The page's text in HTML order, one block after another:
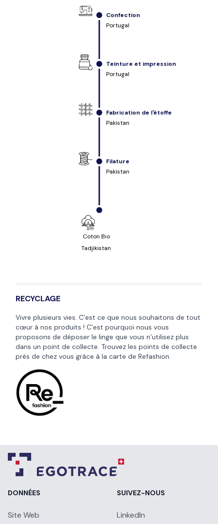
Confection
Portugal
Teinture et impression
Portugal
Fabrication de l'étoffe
Pakistan
Filature
Pakistan
Coton Bio
Tadjikistan
RECYCLAGE
Vivre plusieurs vies. C’est ce que nous souhaitons de tout
cœur à nos produits ! C’est pourquoi nous vous
proposons de déposer le linge que vous n’utilisez plus
dans un point de collecte. Trouvez les points de collecte
près de chez vous grâce à la carte de Refashion.
DONNÉES
Site Web
SUIVEZ-NOUS
LinkedIn